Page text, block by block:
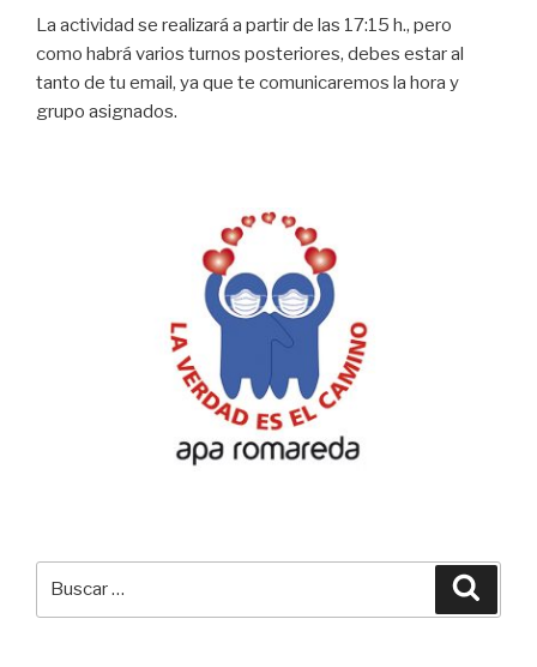
La actividad se realizará a partir de las 17:15 h., pero
como habrá varios turnos posteriores, debes estar al
tanto de tu email, ya que te comunicaremos la hora y
grupo asignados.